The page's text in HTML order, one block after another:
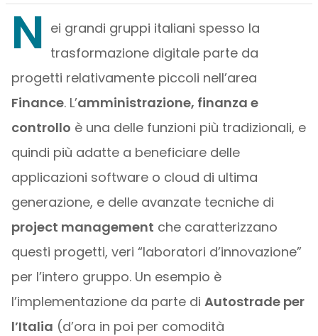
N ei grandi gruppi italiani spesso la
trasformazione digitale parte da
progetti relativamente piccoli nell’area
Finance. L’amministrazione, finanza e
controllo è una delle funzioni più tradizionali, e
quindi più adatte a beneficiare delle
applicazioni software o cloud di ultima
generazione, e delle avanzate tecniche di
project management che caratterizzano
questi progetti, veri “laboratori d’innovazione”
per l’intero gruppo. Un esempio è
l’implementazione da parte di Autostrade per
l’Italia (d’ora in poi per comodità